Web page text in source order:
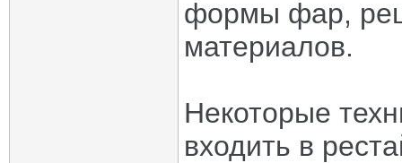
формы фар,
материалов.
Некоторые
входить в